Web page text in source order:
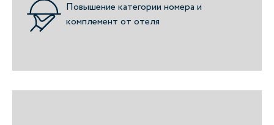
Повышение категории номера и
комплемент от отеля